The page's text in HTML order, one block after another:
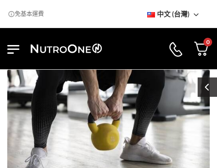
免基本運費 中文 (台灣)
0